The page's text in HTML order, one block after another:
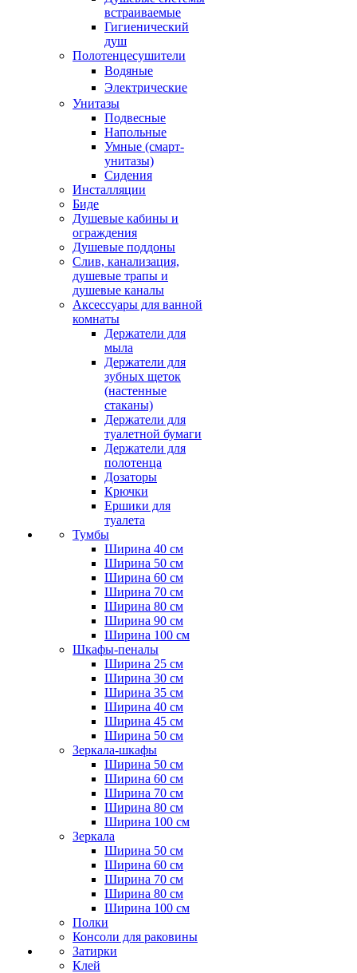
встраиваемые
Гигиенический
душ
Полотенцесушители
ㅤВодяные
ㅤЭлектрические
Унитазы
Подвесные
Напольные
Умные (смарт-
унитазы)
Сидения
Инсталляции
Биде
Душевые кабины и
ограждения
Душевые поддоны
Слив, канализация,
душевые трапы и
душевые каналы
Аксессуары для ванной
комнаты
Держатели для
мыла
Держатели для
зубных щеток
(настенные
стаканы)
Держатели для
туалетной бумаги
Держатели для
полотенца
Дозаторы
Крючки
Ершики для
туалета
Тумбы
Ширина 40 см
Ширина 50 см
Ширина 60 см
Ширина 70 см
Ширина 80 см
Ширина 90 см
Ширина 100 см
Шкафы-пеналы
Ширина 25 см
Ширина 30 см
Ширина 35 см
Ширина 40 см
Ширина 45 см
Ширина 50 см
Зеркала-шкафы
Ширина 50 см
Ширина 60 см
Ширина 70 см
Ширина 80 см
Ширина 100 см
Зеркала
Ширина 50 см
Ширина 60 см
Ширина 70 см
Ширина 80 см
Ширина 100 см
Полки
Консоли для раковины
Затирки
Клей